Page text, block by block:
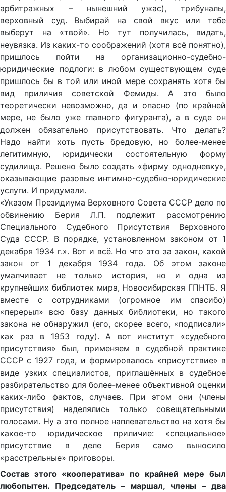
арбитражных – нынешний ужас), трибуналы,
верховный суд. Выбирай на свой вкус или тебе
выберут на «твой». Но тут получилась, видать,
неувязка. Из каких-то соображений (хотя всё понятно),
пришлось пойти на организационно-судебно-
юридические подлоги: в любом существующем суде
пришлось бы в той или иной мере сохранять хотя бы
вид приличия советской Фемиды. А это было
теоретически невозможно, да и опасно (по крайней
мере, не было уже главного фигуранта), а в суде он
должен обязательно присутствовать. Что делать?
Надо найти хоть пусть бредовую, но более-менее
легитимную, юридически состоятельную форму
судилища. Решено было создать «фирму однодневку»,
оказывающие разовые интимно-судебно-юридические
услуги. И придумали.
«Указом Президиума Верховного Совета СССР дело по
обвинению Берия Л.П. подлежит рассмотрению
Специального Судебного Присутствия Верховного
Суда СССР. В порядке, установленном законом от 1
декабря 1934 г.». Вот и всё. Но что это за закон, какой
закон от 1 декабря 1934 года. Об этом законе
умалчивает не только история, но и одна из
крупнейших библиотек мира, Новосибирская ГПНТБ. Я
вместе с сотрудниками (огромное им спасибо)
«перерыл» всю базу данных библиотеки, но такого
закона не обнаружил (его, скорее всего, «подписали»
как раз в 1953 году). А вот институт «судебного
присутствия» был, применяем в судебной практике
СССР с 1927 года, и формировалось «присутствие» в
виде узких специалистов, приглашённых в судебное
разбирательство для более-менее объективной оценки
каких-либо фактов, случаев. При этом они (члены
присутствия) наделялись только совещательными
голосами. Ну а это полное наплевательство на хотя бы
какое-то юридическое приличие: «специальное»
присутствие в деле Берия само выносило
«расстрельные» приговоры.
Состав этого «кооператива» по крайней мере был
любопытен. Председатель – маршал, члены – два